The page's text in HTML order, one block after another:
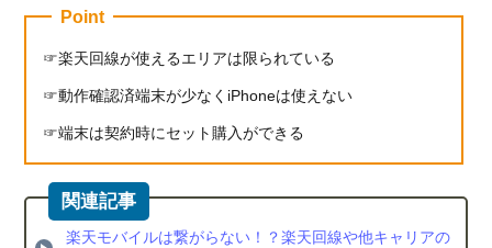
Point
楽天回線が使えるエリアは限られている
動作確認済端末が少なくiPhoneは使えない
端末は契約時にセット購入ができる
楽天モバイルは繋がらない！？楽天回線や他キャリアの